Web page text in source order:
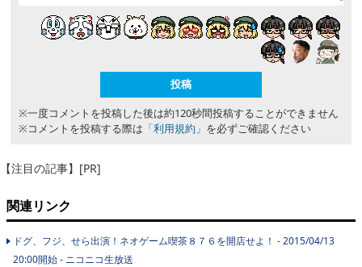
※一度コメントを投稿した後は約120秒間投稿することができません
※コメントを投稿する際は 「利用規約」 を必ずご確認ください
【注目の記事】[PR]
関連リンク
ドグ、フジ、せら出演！ネオゲーム喫茶８７６を開店せよ！ - 2015/04/13
20:00開始 - ニコニコ生放送